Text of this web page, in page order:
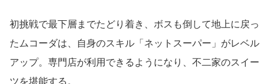
初挑戦で最下層までたどり着き、ボスも倒して地上に戻っ
たムコーダは、自身のスキル「ネットスーパー」がレベル
アップ。専門店が利用できるようになり、不二家のスイー
ツを堪能する。